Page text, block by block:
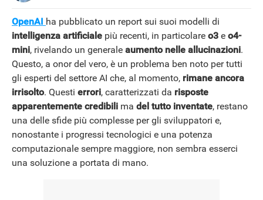
2019, ha lavorato per il web e per la carta stampata
occupandosi di musica, cultura, lifestyle e tecnologia.
OpenAI ha pubblicato un report sui suoi modelli di
intelligenza artificiale più recenti, in particolare o3 e o4-
mini, rivelando un generale aumento nelle allucinazioni.
Questo, a onor del vero, è un problema ben noto per tutti
gli esperti del settore AI che, al momento, rimane ancora
irrisolto. Questi errori, caratterizzati da risposte
apparentemente credibili ma del tutto inventate, restano
una delle sfide più complesse per gli sviluppatori e,
nonostante i progressi tecnologici e una potenza
computazionale sempre maggiore, non sembra esserci
una soluzione a portata di mano.